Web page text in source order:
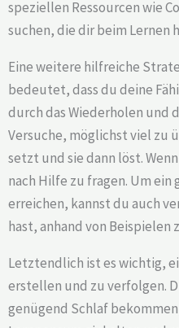
speziellen Ressourcen wie
suchen, die dir beim Lernen
Eine weitere hilfreiche
bedeutet, dass du deine
durch das Wiederholen und
Versuche, möglichst viel zu
setzt und sie dann löst.
nach Hilfe zu fragen. Um ein
erreichen, kannst du auch
hast, anhand von Beispielen
Letztendlich ist es wichtig,
erstellen und zu verfolgen.
genügend Schlaf